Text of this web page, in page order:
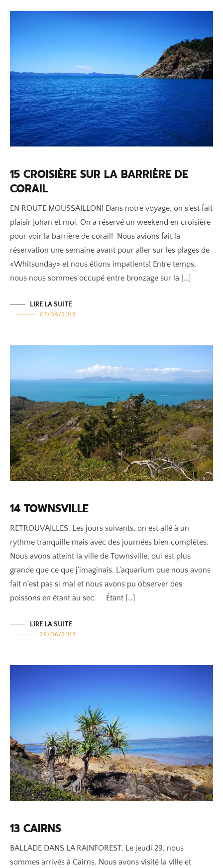
15 CROISIÈRE SUR LA BARRIÈRE DE
CORAIL
EN ROUTE MOUSSAILLON! Dans notre voyage, on s’est fait
plaisir Johan et moi. On a réservé un weekend en croisière
pour voir la barrière de corail! Nous avions fait la
réservation une semaine avant pour aller sur les plages de
«Whitsunday» et nous étions impatients! Entre temps,
nous nous sommes occupé entre bronzage sur la […]
LIRE LA SUITE
07/09/2018
14 TOWNSVILLE
RETROUVAILLES. Les jours suivants, on est allé à un
rythme tranquille mais avec des journées bien complètes.
Nous avons atteint la ville de Townsville, qui est plus
grande que ce que j’imaginais. L’aquarium que nous avons
fait n’est pas si mal et nous avons pu observer des
poissons en étant au sec. Étant […]
LIRE LA SUITE
29/08/2018
13 CAIRNS
BALLADE DANS LA RAINFOREST. Le jeudi 29, nous
sommes arrivés à Cairns. Nous avons visité la ville et